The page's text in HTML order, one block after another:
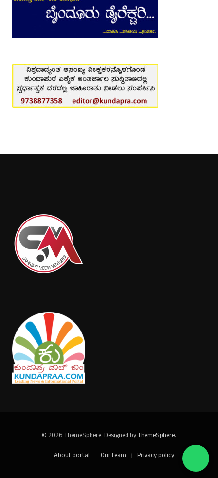
© 2026 ThemeSphere. Designed byThemeSphere.
About portal
Our team Privacy policy